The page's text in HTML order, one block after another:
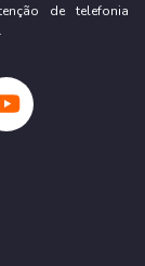
de telefonia